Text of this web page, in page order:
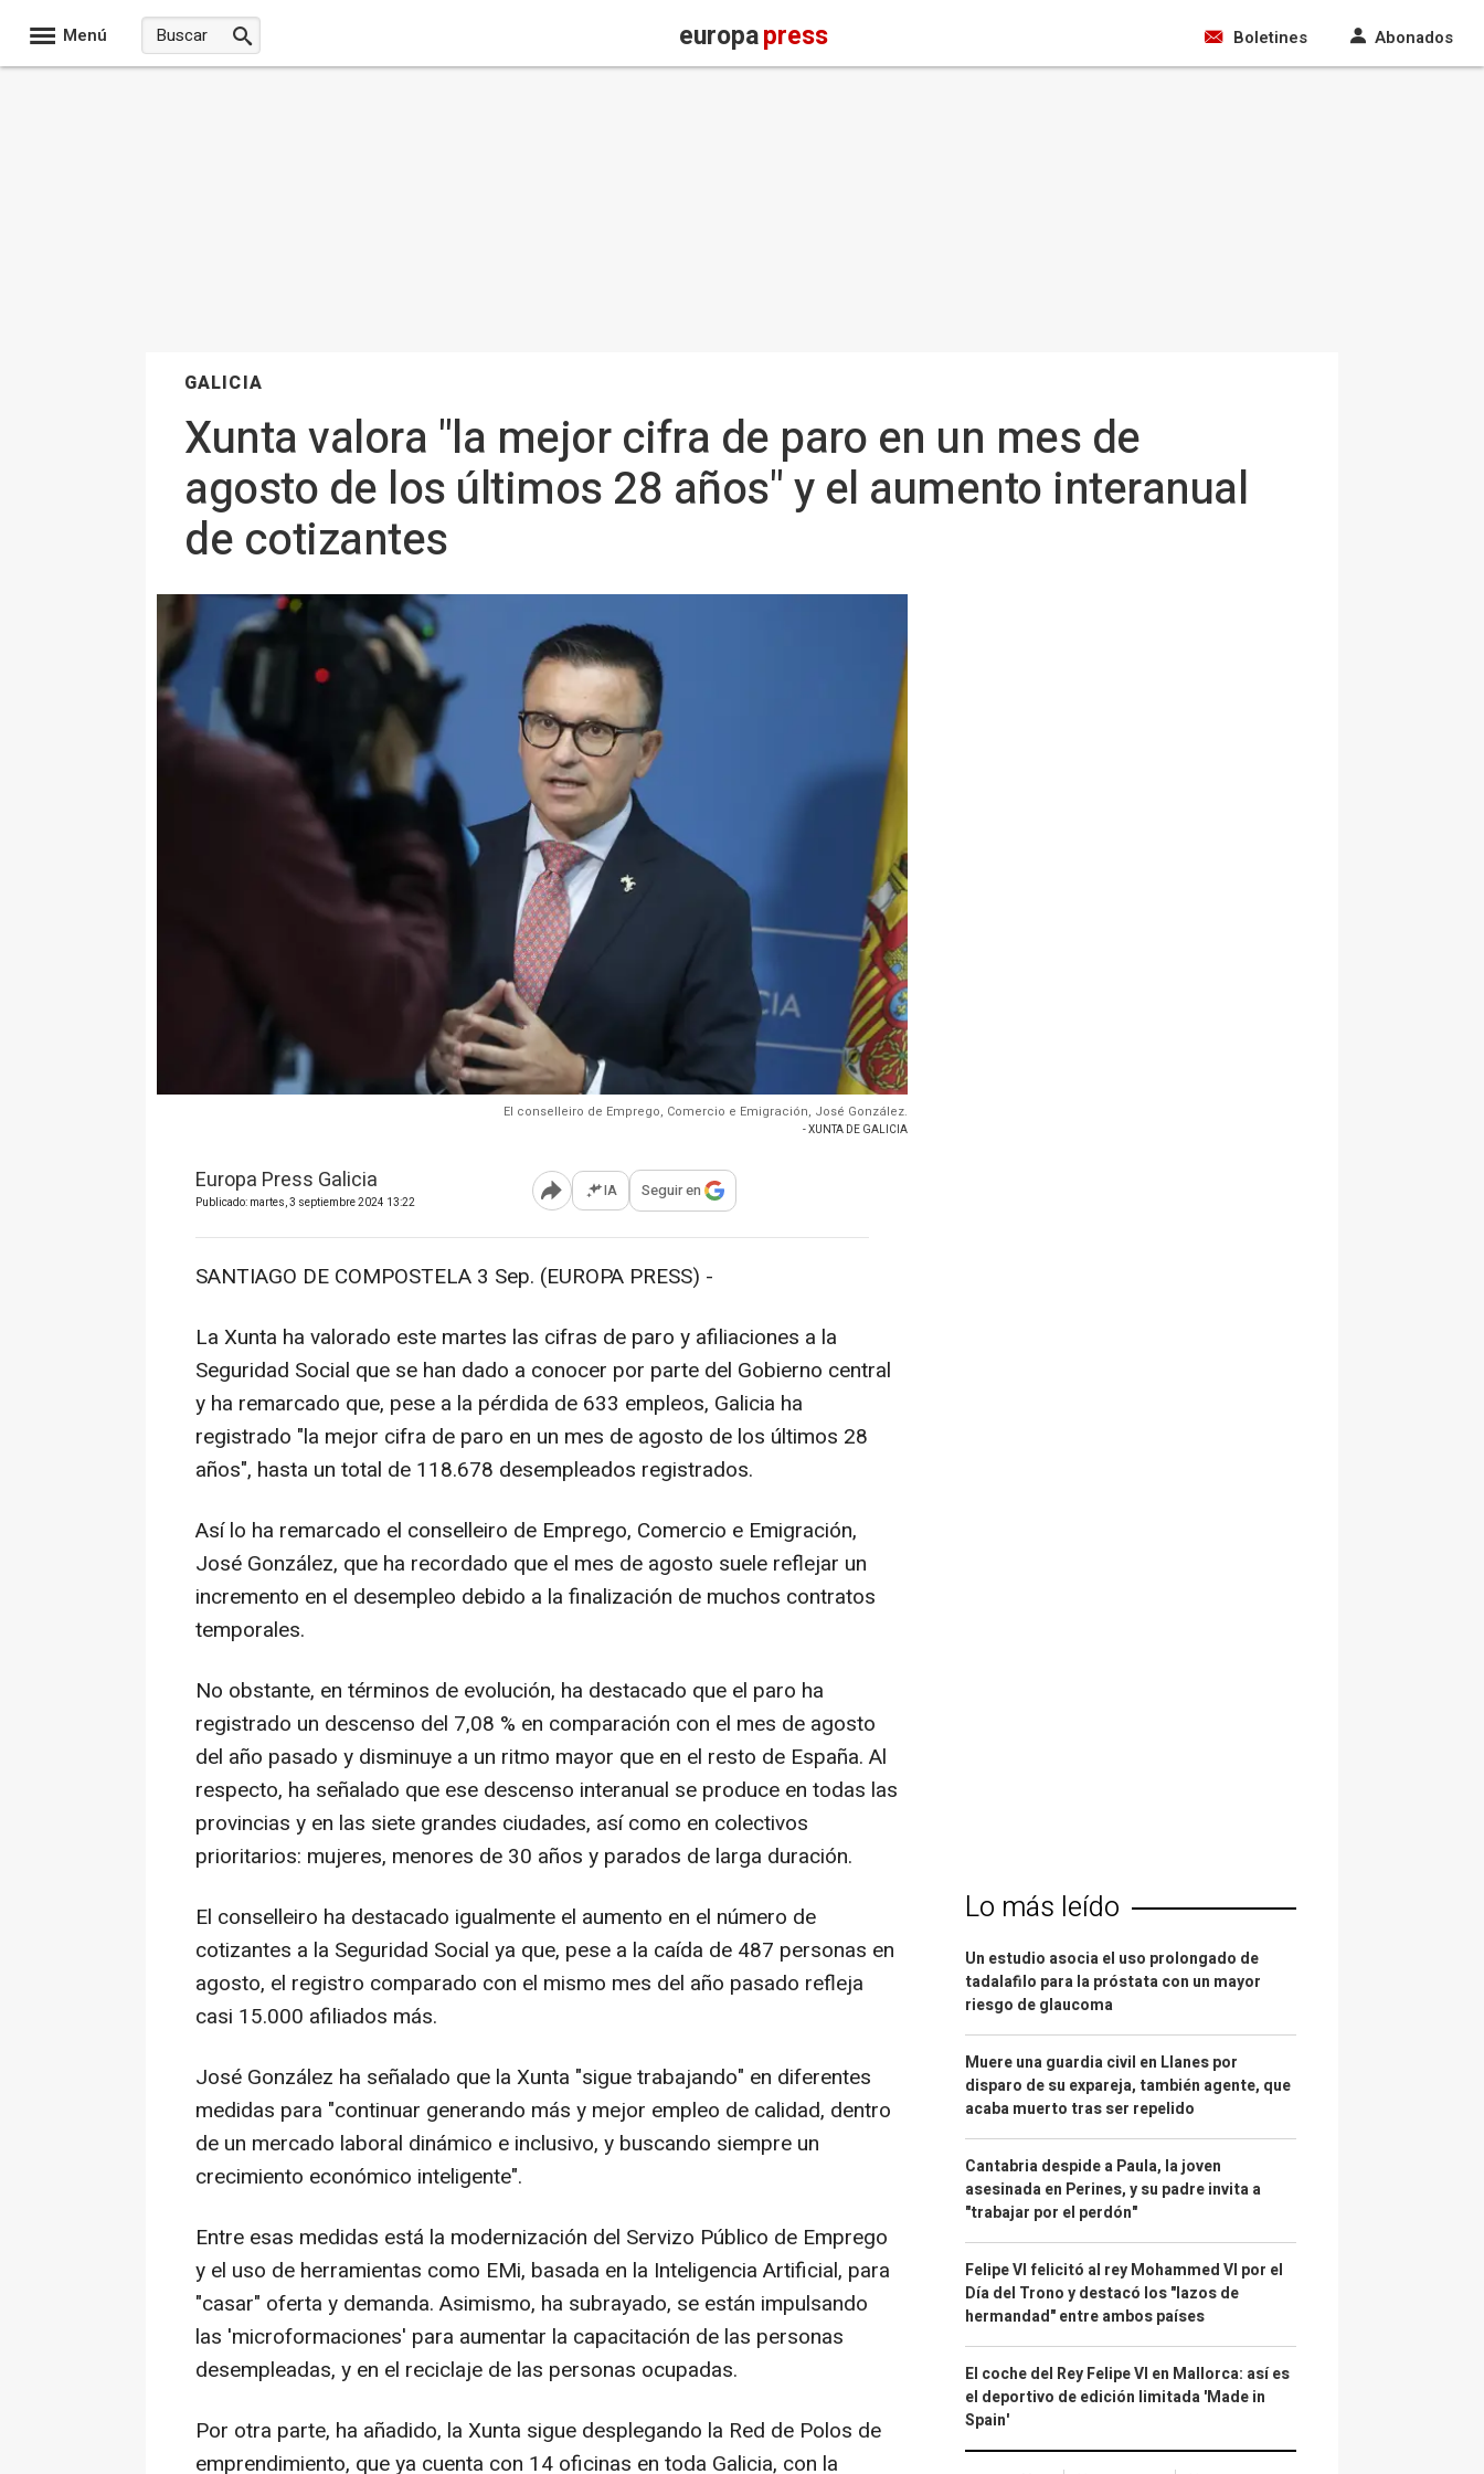
Menú europapress Boletines Abonados
GALICIA
Xunta valora "la mejor cifra de paro en un mes de
agosto de los últimos 28 años" y el aumento interanual
de cotizantes
El conselleiro de Emprego, Comercio e Emigración, José González.
- XUNTA DE GALICIA
Europa Press Galicia
Publicado: martes, 3 septiembre 2024 13:22 Abrir opciones para compartir
IA Seguir en
SANTIAGO DE COMPOSTELA 3 Sep. (EUROPA PRESS) -
La Xunta ha valorado este martes las cifras de paro y afiliaciones a la
Seguridad Social que se han dado a conocer por parte del Gobierno central
y ha remarcado que, pese a la pérdida de 633 empleos, Galicia ha
registrado "la mejor cifra de paro en un mes de agosto de los últimos 28
años", hasta un total de 118.678 desempleados registrados.
Así lo ha remarcado el conselleiro de Emprego, Comercio e Emigración,
José González, que ha recordado que el mes de agosto suele reflejar un
incremento en el desempleo debido a la finalización de muchos contratos
temporales.
No obstante, en términos de evolución, ha destacado que el paro ha
registrado un descenso del 7,08 % en comparación con el mes de agosto
del año pasado y disminuye a un ritmo mayor que en el resto de España. Al
respecto, ha señalado que ese descenso interanual se produce en todas las
provincias y en las siete grandes ciudades, así como en colectivos
prioritarios: mujeres, menores de 30 años y parados de larga duración.
El conselleiro ha destacado igualmente el aumento en el número de
cotizantes a la Seguridad Social ya que, pese a la caída de 487 personas en
agosto, el registro comparado con el mismo mes del año pasado refleja
casi 15.000 afiliados más.
José González ha señalado que la Xunta "sigue trabajando" en diferentes
medidas para "continuar generando más y mejor empleo de calidad, dentro
de un mercado laboral dinámico e inclusivo, y buscando siempre un
crecimiento económico inteligente".
Entre esas medidas está la modernización del Servizo Público de Emprego
y el uso de herramientas como EMi, basada en la Inteligencia Artificial, para
"casar" oferta y demanda. Asimismo, ha subrayado, se están impulsando
las 'microformaciones' para aumentar la capacitación de las personas
desempleadas, y en el reciclaje de las personas ocupadas.
Por otra parte, ha añadido, la Xunta sigue desplegando la Red de Polos de
emprendimiento, que ya cuenta con 14 oficinas en toda Galicia, con la
Lo más leído
Un estudio asocia el uso prolongado de
tadalafilo para la próstata con un mayor
riesgo de glaucoma
Muere una guardia civil en Llanes por
disparo de su expareja, también agente, que
acaba muerto tras ser repelido
Cantabria despide a Paula, la joven
asesinada en Perines, y su padre invita a
"trabajar por el perdón"
Felipe VI felicitó al rey Mohammed VI por el
Día del Trono y destacó los "lazos de
hermandad" entre ambos países
El coche del Rey Felipe VI en Mallorca: así es
el deportivo de edición limitada 'Made in
Spain'